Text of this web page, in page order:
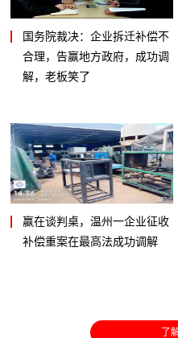
国务院裁决：企业拆迁补偿不
合理，告赢地方政府，成功调
解，老板笑了
赢在谈判桌，温州一企业征收
补偿重案在最高法成功调解
了